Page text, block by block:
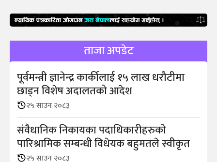
ताजा अपडेट
पूर्वमन्त्री ज्ञानेन्द्र कार्कीलाई १५ लाख धरौटीमा
छाड्न विशेष अदालतको आदेश
२५ साउन २०८३
संवैधानिक निकायका पदाधिकारीहरुको
पारिश्रामिक सम्बन्धी विधेयक बहुमतले स्वीकृत
२५ साउन २०८३